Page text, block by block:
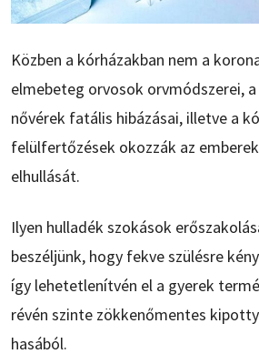
Közben a kórházakban nem a
elmebeteg orvosok orvmódszerei,
nővérek fatális hibázásai, illetve a
felülfertőzések okozzák az
elhullását.
Ilyen hulladék szokások
beszéljünk, hogy fekve szülésre
így lehetetlenítvén el a gyerek
révén szinte zökkenőmentes
hasából.